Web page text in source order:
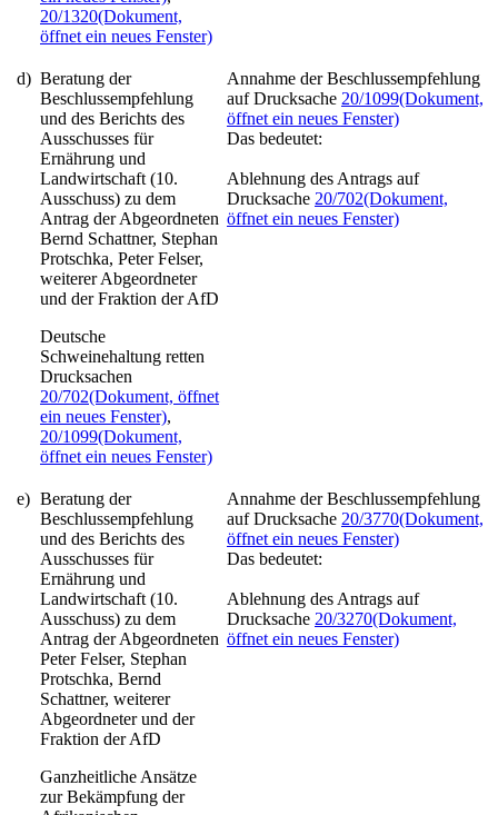
20/1320(Dokument,
öffnet ein neues Fenster)
d) Beratung der
Beschlussempfehlung
und des Berichts des
Ausschusses für
Ernährung und
Landwirtschaft (10.
Ausschuss) zu dem
Antrag der Abgeordneten
Bernd Schattner, Stephan
Protschka, Peter Felser,
weiterer Abgeordneter
und der Fraktion der AfD
Deutsche
Schweinehaltung retten
Drucksachen
20/702(Dokument, öffnet
ein neues Fenster),
20/1099(Dokument,
öffnet ein neues Fenster)
Annahme der Beschlussempfehlung
auf Drucksache 20/1099(Dokument,
öffnet ein neues Fenster)
Das bedeutet:
Ablehnung des Antrags auf
Drucksache 20/702(Dokument,
öffnet ein neues Fenster)
e) Beratung der
Beschlussempfehlung
und des Berichts des
Ausschusses für
Ernährung und
Landwirtschaft (10.
Ausschuss) zu dem
Antrag der Abgeordneten
Peter Felser, Stephan
Protschka, Bernd
Schattner, weiterer
Abgeordneter und der
Fraktion der AfD
Ganzheitliche Ansätze
zur Bekämpfung der
Annahme der Beschlussempfehlung
auf Drucksache 20/3770(Dokument,
öffnet ein neues Fenster)
Das bedeutet:
Ablehnung des Antrags auf
Drucksache 20/3270(Dokument,
öffnet ein neues Fenster)